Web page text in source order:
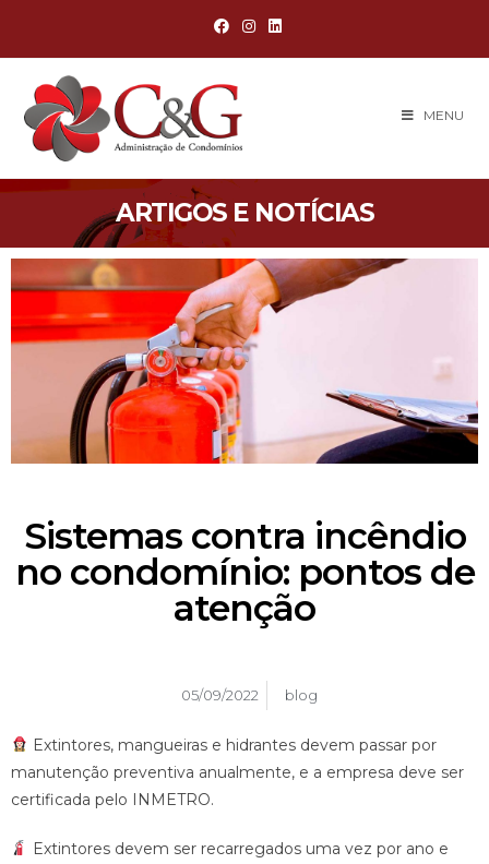
MENU
ARTIGOS E NOTÍCIAS
Sistemas contra incêndio
no condomínio: pontos de
atenção
05/09/2022 blog
Extintores, mangueiras e hidrantes devem passar por
manutenção preventiva anualmente, e a empresa deve ser
certificada pelo INMETRO.
Extintores devem ser recarregados uma vez por ano e